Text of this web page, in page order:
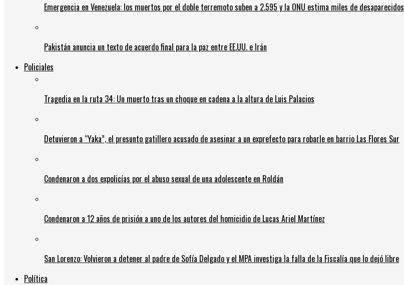
Emergencia en Venezuela: los muertos por el doble terremoto suben a 2.595 y la ONU estima miles de desaparecidos
Pakistán anuncia un texto de acuerdo final para la paz entre EE.UU. e Irán
Policiales
Tragedia en la ruta 34: Un muerto tras un choque en cadena a la altura de Luis Palacios
Detuvieron a “Yaka”, el presunto gatillero acusado de asesinar a un exprefecto para robarle en barrio Las Flores Sur
Condenaron a dos expolicías por el abuso sexual de una adolescente en Roldán
Condenaron a 12 años de prisión a uno de los autores del homicidio de Lucas Ariel Martínez
San Lorenzo: Volvieron a detener al padre de Sofía Delgado y el MPA investiga la falla de la Fiscalía que lo dejó libre
Política